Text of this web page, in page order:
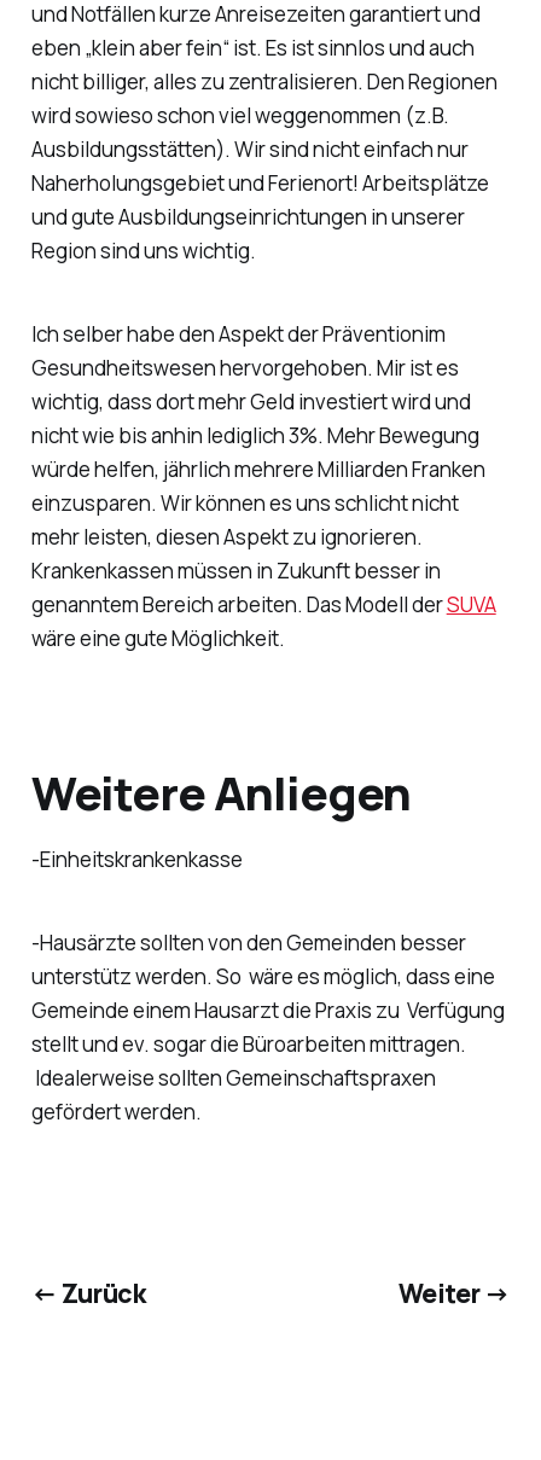
und Notfällen kurze Anreisezeiten garantiert und
eben „klein aber fein“ ist. Es ist sinnlos und auch
nicht billiger, alles zu zentralisieren. Den Regionen
wird sowieso schon viel weggenommen (z.B.
Ausbildungsstätten). Wir sind nicht einfach nur
Naherholungsgebiet und Ferienort! Arbeitsplätze
und gute Ausbildungseinrichtungen in unserer
Region sind uns wichtig.
Ich selber habe den Aspekt der Präventionim
Gesundheitswesen hervorgehoben. Mir ist es
wichtig, dass dort mehr Geld investiert wird und
nicht wie bis anhin lediglich 3%. Mehr Bewegung
würde helfen, jährlich mehrere Milliarden Franken
einzusparen. Wir können es uns schlicht nicht
mehr leisten, diesen Aspekt zu ignorieren.
Krankenkassen müssen in Zukunft besser in
genanntem Bereich arbeiten. Das Modell derSUVA
wäre eine gute Möglichkeit.
Weitere Anliegen
-Einheitskrankenkasse
-Hausärzte sollten von den Gemeinden besser
unterstütz werden. So wäre es möglich, dass eine
Gemeinde einem Hausarzt die Praxis zu Verfügung
stellt und ev. sogar die Büroarbeiten mittragen.
Idealerweise sollten Gemeinschaftspraxen
gefördert werden.
← Zurück Weiter →